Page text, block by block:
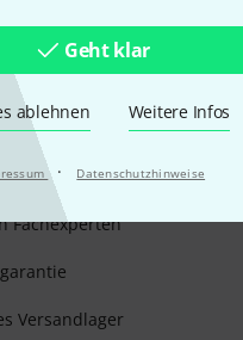
Geht klar
ablehnen Weitere Infos
· Datenschutzhinweise
Garantie
Back-Garantie
Fachexperten
Versandlager